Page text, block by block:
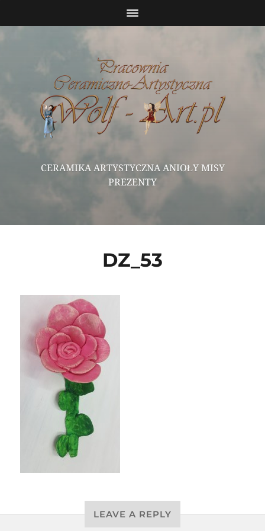
CERAMIKA ARTYSTYCZNA ANIOŁY MISY
PREZENTY
DZ_53
LEAVE A REPLY